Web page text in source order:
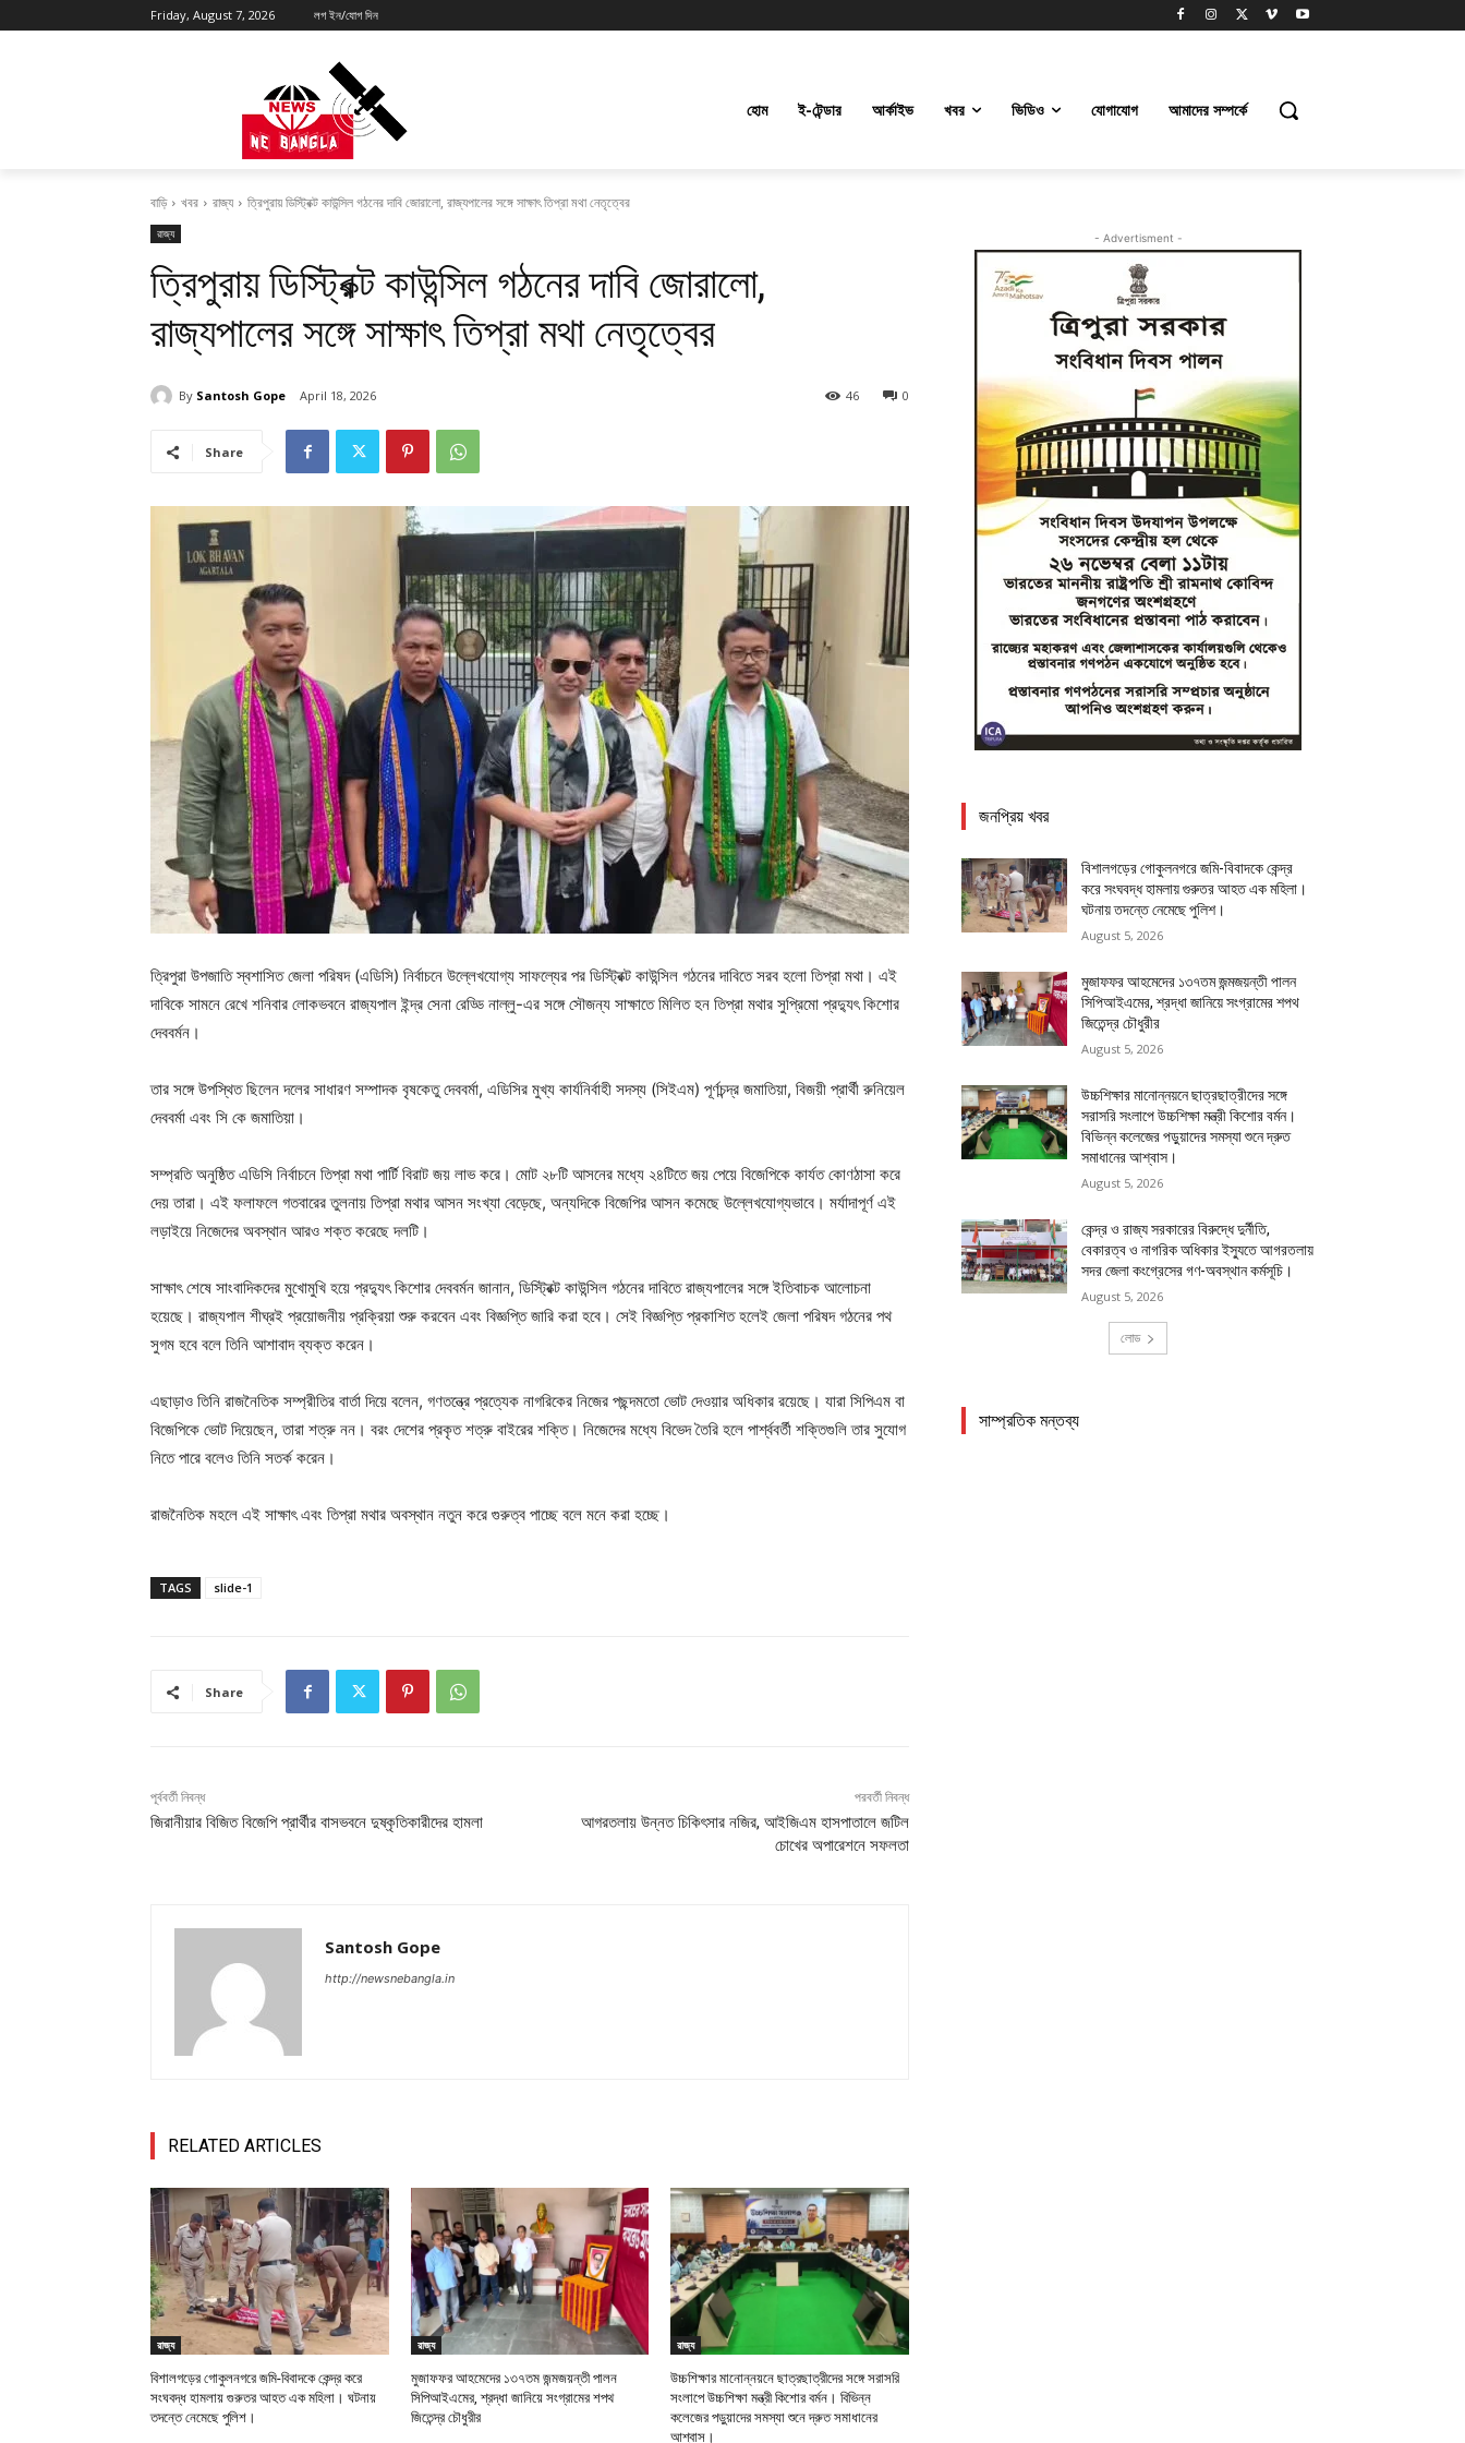
Friday, August 7, 2026 লগ ইন/যোগ দিন
হোম ই-টেন্ডার আর্কাইভ খবর ভিডিও যোগাযোগ আমাদের সম্পর্কে
বাড়ি খবর রাজ্য ত্রিপুরায় ডিস্ট্রিক্ট কাউন্সিল গঠনের দাবি জোরালো, রাজ্যপালের সঙ্গে সাক্ষাৎ তিপ্রা মথা নেতৃত্বের
রাজ্য
ত্রিপুরায় ডিস্ট্রিক্ট কাউন্সিল গঠনের দাবি জোরালো,
রাজ্যপালের সঙ্গে সাক্ষাৎ তিপ্রা মথা নেতৃত্বের
By Santosh Gope April 18, 2026 0
46
Share
ত্রিপুরা উপজাতি স্বশাসিত জেলা পরিষদ (এডিসি) নির্বাচনে উল্লেখযোগ্য সাফল্যের পর ডিস্ট্রিক্ট কাউন্সিল গঠনের দাবিতে সরব হলো তিপ্রা মথা। এই
দাবিকে সামনে রেখে শনিবার লোকভবনে রাজ্যপাল ইন্দ্র সেনা রেড্ডি নাল্লু-এর সঙ্গে সৌজন্য সাক্ষাতে মিলিত হন তিপ্রা মথার সুপ্রিমো প্রদ্যুৎ কিশোর
দেববর্মন।
তার সঙ্গে উপস্থিত ছিলেন দলের সাধারণ সম্পাদক বৃষকেতু দেববর্মা, এডিসির মুখ্য কার্যনির্বাহী সদস্য (সিইএম) পূর্ণচন্দ্র জমাতিয়া, বিজয়ী প্রার্থী রুনিয়েল
দেববর্মা এবং সি কে জমাতিয়া।
সম্প্রতি অনুষ্ঠিত এডিসি নির্বাচনে তিপ্রা মথা পার্টি বিরাট জয় লাভ করে। মোট ২৮টি আসনের মধ্যে ২৪টিতে জয় পেয়ে বিজেপিকে কার্যত কোণঠাসা করে
দেয় তারা। এই ফলাফলে গতবারের তুলনায় তিপ্রা মথার আসন সংখ্যা বেড়েছে, অন্যদিকে বিজেপির আসন কমেছে উল্লেখযোগ্যভাবে। মর্যাদাপূর্ণ এই
লড়াইয়ে নিজেদের অবস্থান আরও শক্ত করেছে দলটি।
সাক্ষাৎ শেষে সাংবাদিকদের মুখোমুখি হয়ে প্রদ্যুৎ কিশোর দেববর্মন জানান, ডিস্ট্রিক্ট কাউন্সিল গঠনের দাবিতে রাজ্যপালের সঙ্গে ইতিবাচক আলোচনা
হয়েছে। রাজ্যপাল শীঘ্রই প্রয়োজনীয় প্রক্রিয়া শুরু করবেন এবং বিজ্ঞপ্তি জারি করা হবে। সেই বিজ্ঞপ্তি প্রকাশিত হলেই জেলা পরিষদ গঠনের পথ
সুগম হবে বলে তিনি আশাবাদ ব্যক্ত করেন।
এছাড়াও তিনি রাজনৈতিক সম্প্রীতির বার্তা দিয়ে বলেন, গণতন্ত্রে প্রত্যেক নাগরিকের নিজের পছন্দমতো ভোট দেওয়ার অধিকার রয়েছে। যারা সিপিএম বা
বিজেপিকে ভোট দিয়েছেন, তারা শত্রু নন। বরং দেশের প্রকৃত শত্রু বাইরের শক্তি। নিজেদের মধ্যে বিভেদ তৈরি হলে পার্শ্ববর্তী শক্তিগুলি তার সুযোগ
নিতে পারে বলেও তিনি সতর্ক করেন।
রাজনৈতিক মহলে এই সাক্ষাৎ এবং তিপ্রা মথার অবস্থান নতুন করে গুরুত্ব পাচ্ছে বলে মনে করা হচ্ছে।
TAGS slide-1
Share
পূর্ববর্তী নিবন্ধ
জিরানীয়ার বিজিত বিজেপি প্রার্থীর বাসভবনে দুষ্কৃতিকারীদের হামলা
পরবর্তী নিবন্ধ
আগরতলায় উন্নত চিকিৎসার নজির, আইজিএম হাসপাতালে জটিল
চোখের অপারেশনে সফলতা
Santosh Gope
http://newsnebangla.in
RELATED ARTICLES
রাজ্য
বিশালগড়ের গোকুলনগরে জমি-বিবাদকে কেন্দ্র করে
সংঘবদ্ধ হামলায় গুরুতর আহত এক মহিলা। ঘটনায়
তদন্তে নেমেছে পুলিশ।
রাজ্য
মুজাফফর আহমেদের ১৩৭তম জন্মজয়ন্তী পালন
সিপিআইএমের, শ্রদ্ধা জানিয়ে সংগ্রামের শপথ
জিতেন্দ্র চৌধুরীর
রাজ্য
উচ্চশিক্ষার মানোন্নয়নে ছাত্রছাত্রীদের সঙ্গে সরাসরি
সংলাপে উচ্চশিক্ষা মন্ত্রী কিশোর বর্মন। বিভিন্ন
কলেজের পড়ুয়াদের সমস্যা শুনে দ্রুত সমাধানের
আশ্বাস।
- Advertisment -
জনপ্রিয় খবর
বিশালগড়ের গোকুলনগরে জমি-বিবাদকে কেন্দ্র
করে সংঘবদ্ধ হামলায় গুরুতর আহত এক মহিলা।
ঘটনায় তদন্তে নেমেছে পুলিশ।
August 5, 2026
মুজাফফর আহমেদের ১৩৭তম জন্মজয়ন্তী পালন
সিপিআইএমের, শ্রদ্ধা জানিয়ে সংগ্রামের শপথ
জিতেন্দ্র চৌধুরীর
August 5, 2026
উচ্চশিক্ষার মানোন্নয়নে ছাত্রছাত্রীদের সঙ্গে
সরাসরি সংলাপে উচ্চশিক্ষা মন্ত্রী কিশোর বর্মন।
বিভিন্ন কলেজের পড়ুয়াদের সমস্যা শুনে দ্রুত
সমাধানের আশ্বাস।
August 5, 2026
কেন্দ্র ও রাজ্য সরকারের বিরুদ্ধে দুর্নীতি,
বেকারত্ব ও নাগরিক অধিকার ইস্যুতে আগরতলায়
সদর জেলা কংগ্রেসের গণ-অবস্থান কর্মসূচি।
August 5, 2026
লোড
সাম্প্রতিক মন্তব্য